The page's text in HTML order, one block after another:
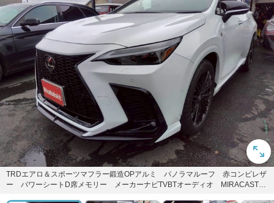
TRDエアロ＆スポーツマフラー鍛造OPアルミ パノラマルーフ 赤コンビレザ
ー パワーシートD席メモリー メーカーナビTVBTオーディオ MIRACAST